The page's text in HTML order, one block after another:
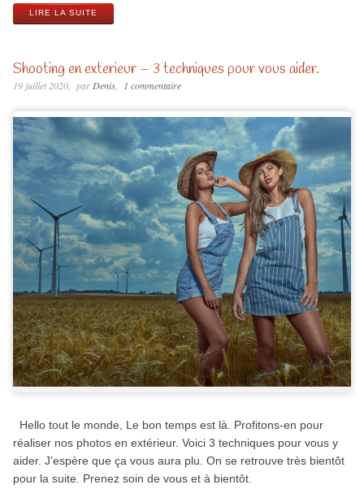
LIRE LA SUITE
Shooting en exterieur – 3 techniques pour vous aider.
19 juillet 2020 parDenis 1 commentaire
Hello tout le monde, Le bon temps est là. Profitons-en pour
réaliser nos photos en extérieur. Voici 3 techniques pour vous y
aider. J’espère que ça vous aura plu. On se retrouve très bientôt
pour la suite. Prenez soin de vous et à bientôt.